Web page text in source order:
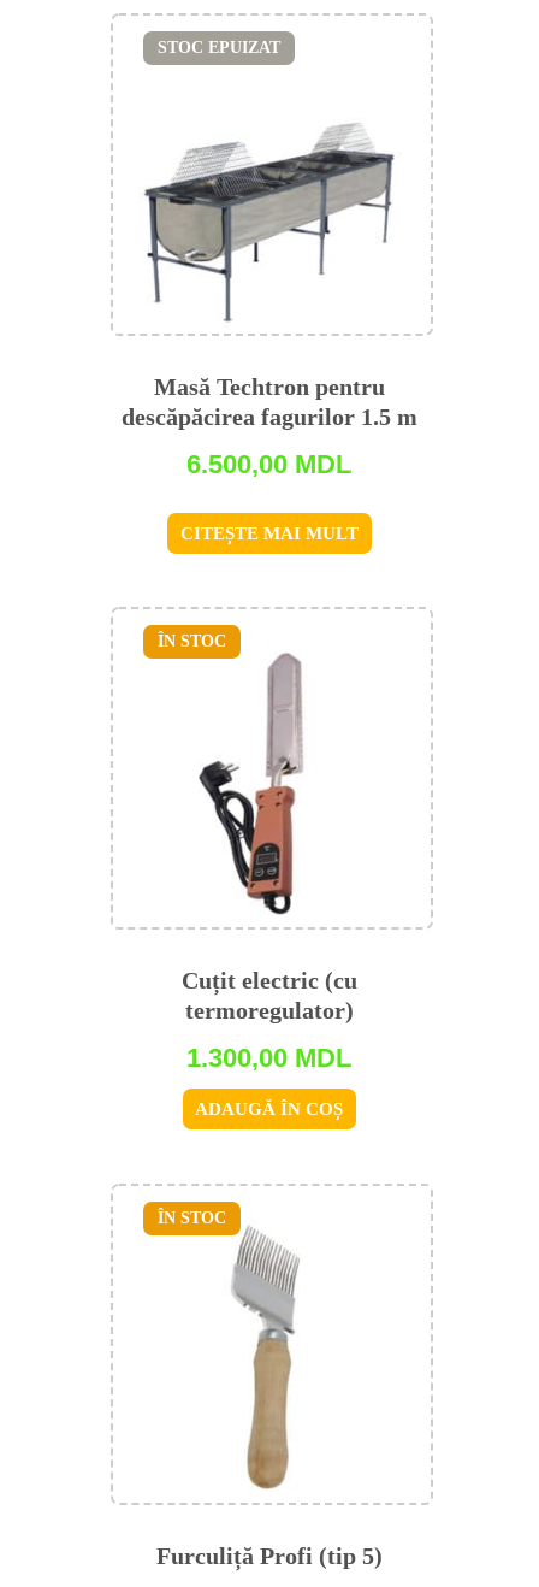
Masă Techtron pentru
descăpăcirea fagurilor 1.5 m
6.500,00 MDL
CITEȘTE MAI MULT
STOC EPUIZAT
Cuțit electric (cu
termoregulator)
1.300,00 MDL
ADAUGĂ ÎN COȘ
ÎN STOC
Furculiță Profi (tip 5)
ÎN STOC